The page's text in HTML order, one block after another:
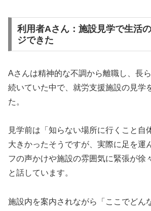
利用者Aさん：施設見学で生活
ジできた
Aさんは精神的な不調から離職し、長
続いていた中で、就労支援施設の見学
た。
見学前は「知らない場所に行くこと自
大きかったそうですが、実際に足を運
フの声かけや施設の雰囲気に緊張が徐
と話しています。
施設内を案内されながら「ここでどん